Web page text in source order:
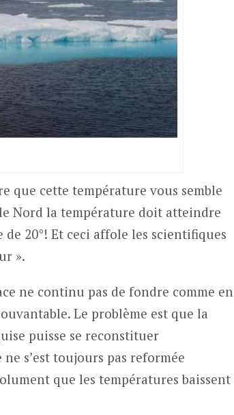
que cette température vous semble
Nord la température doit atteindre
20°! Et ceci affole les scientifiques
».
ne continu pas de fondre comme en
Le problème est que la
puisse se reconstituer
s’est toujours pas reformée
que les températures baissent